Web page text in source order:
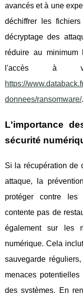
avancés et à une
déchiffrer les
décryptage des
réduire au minimum
l'accès à
https://
donnees/ransomware/.
L'importance
sécurité
Si la récupération de
attaque, la
protéger contre les
contente pas de
également sur les
numérique. Cela
sauvegarde
menaces
des systèmes. En